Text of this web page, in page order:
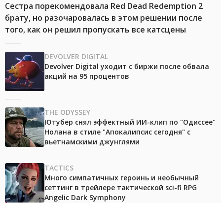
Сестра порекомендовала Red Dead Redemption 2
брату, но разочаровалась в этом решении после
того, как он решил пропускать все катсцены
DEVOLVER DIGITAL
Devolver Digital уходит с биржи после обвала
акций на 95 процентов
THE ODYSSEY
Ютубер снял эффектный ИИ-клип по "Одиссее"
Нолана в стиле "Апокалипсис сегодня" с
вьетнамскими джунглями
TACTICS
Много симпатичных героинь и необычный
сеттинг в трейлере тактической sci-fi RPG
Angelic Dark Symphony